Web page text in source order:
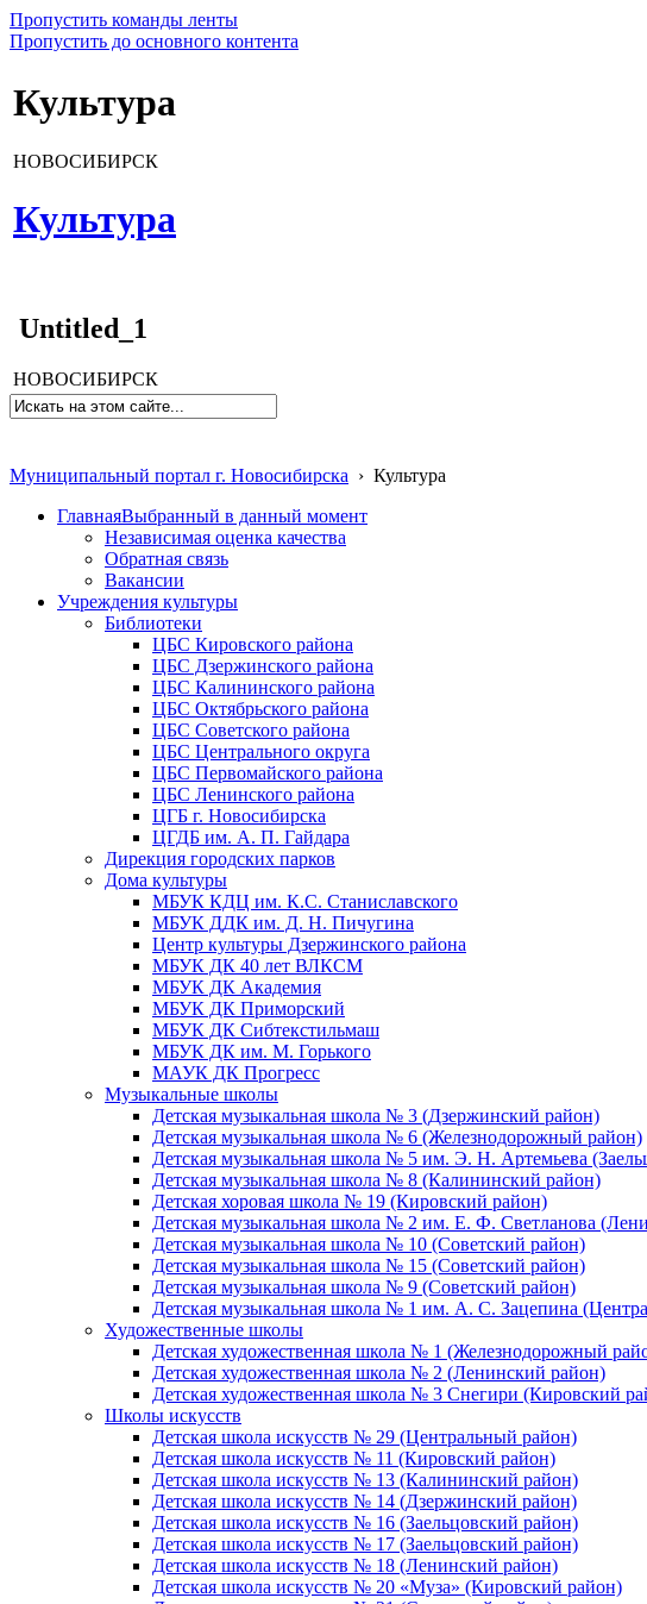
Пропустить команды ленты
Пропустить до основного контента
Культура
НОВОСИБИРСК
Культура
Untitled_1
НОВОСИБИРСК
Муниципальный портал г. Новосибирска › Культура
ГлавнаяВыбранный в данный момент
Независимая оценка качества
Обратная связь
Вакансии
Учреждения культуры
Библиотеки
ЦБС Кировского района
ЦБС Дзержинского района
ЦБС Калининского района
ЦБС Октябрьского района
ЦБС Советского района
ЦБС Центрального округа
ЦБС Первомайского района
ЦБС Ленинского района
ЦГБ г. Новосибирска
ЦГДБ им. А. П. Гайдара
Дирекция городских парков
Дома культуры
МБУК КДЦ им. К.С. Станиславского
МБУК ДДК им. Д. Н. Пичугина
Центр культуры Дзержинского района
МБУК ДК 40 лет ВЛКСМ
МБУК ДК Академия
МБУК ДК Приморский
МБУК ДК Сибтекстильмаш
МБУК ДК им. М. Горького
МАУК ДК Прогресс
Музыкальные школы
Детская музыкальная школа № 3 (Дзержинский район)
Детская музыкальная школа № 6 (Железнодорожный район)
Детская музыкальная школа № 5 им. Э. Н. Артемьева
Детская музыкальная школа № 8 (Калининский район)
Детская хоровая школа № 19 (Кировский район)
Детская музыкальная школа № 2 им. Е. Ф. Светланова
Детская музыкальная школа № 10 (Советский район)
Детская музыкальная школа № 15 (Советский район)
Детская музыкальная школа № 9 (Советский район)
Детская музыкальная школа № 1 им. А. С. Зацепина
Художественные школы
Детская художественная школа № 1 (Железнодорожный
Детская художественная школа № 2 (Ленинский район)
Детская художественная школа № 3 Снегири (Кировский
Школы искусств
Детская школа искусств № 29 (Центральный район)
Детская школа искусств № 11 (Кировский район)
Детская школа искусств № 13 (Калининский район)
Детская школа искусств № 14 (Дзержинский район)
Детская школа искусств № 16 (Заельцовский район)
Детская школа искусств № 17 (Заельцовский район)
Детская школа искусств № 18 (Ленинский район)
Детская школа искусств № 20 «Муза» (Кировский район)